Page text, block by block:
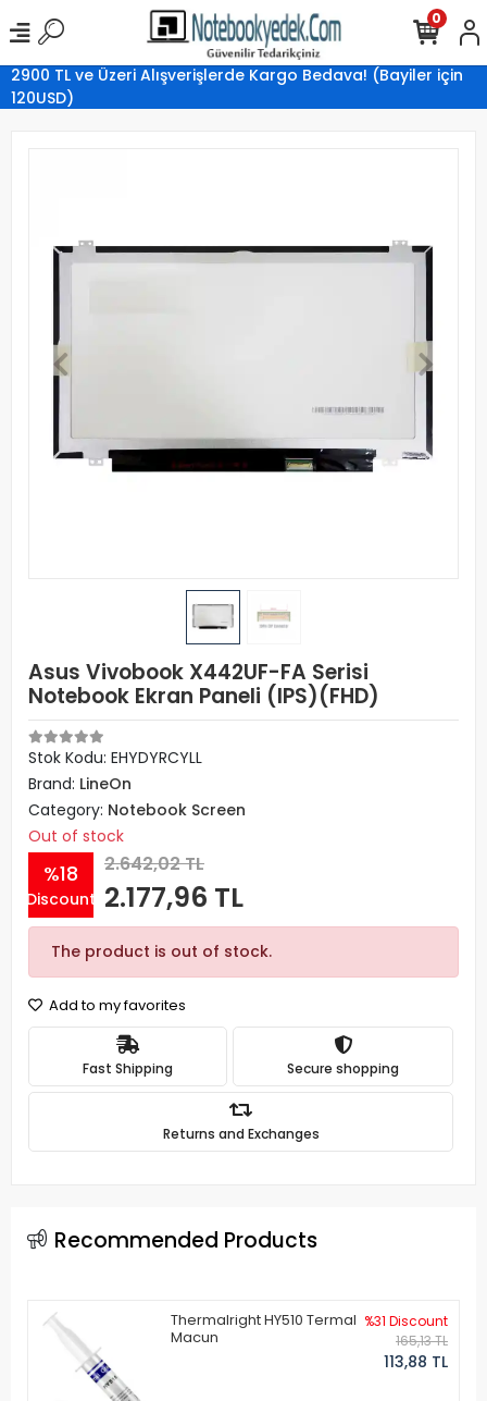
2900 TL ve Üzeri Alışverişlerde Kargo Bedava! (Bayiler için
120USD)
0
Asus Vivobook X442UF-FA Serisi
Notebook Ekran Paneli (IPS)(FHD)
Stok Kodu: EHYDYRCYLL
Brand: LineOn
Category: Notebook Screen
Out of stock
%18
Discount
2.642,02 TL
2.177,96 TL
The product is out of stock.
Add to my favorites
Fast Shipping Secure shopping
Returns and Exchanges
Recommended Products
Thermalright HY510 Termal
Macun
%31 Discount
165,13 TL
113,88 TL